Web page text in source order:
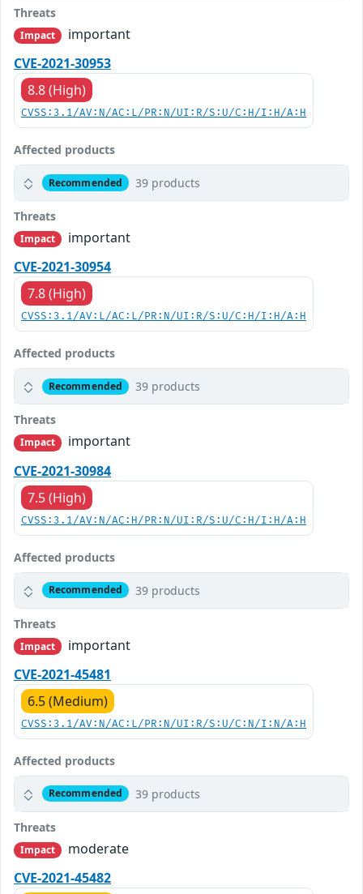
Threats
Impact
important
CVE-2021-30953
8.8 (High)
CVSS:3.1/AV:N/AC:L/PR:N/UI:R/S:U/C:H/I:H/A:H
Affected products
Recommended 39 products
Threats
Impact
important
CVE-2021-30954
7.8 (High)
CVSS:3.1/AV:L/AC:L/PR:N/UI:R/S:U/C:H/I:H/A:H
Affected products
Recommended 39 products
Threats
Impact
important
CVE-2021-30984
7.5 (High)
CVSS:3.1/AV:N/AC:H/PR:N/UI:R/S:U/C:H/I:H/A:H
Affected products
Recommended 39 products
Threats
Impact
important
CVE-2021-45481
6.5 (Medium)
CVSS:3.1/AV:N/AC:L/PR:N/UI:R/S:U/C:N/I:N/A:H
Affected products
Recommended 39 products
Threats
Impact
moderate
CVE-2021-45482